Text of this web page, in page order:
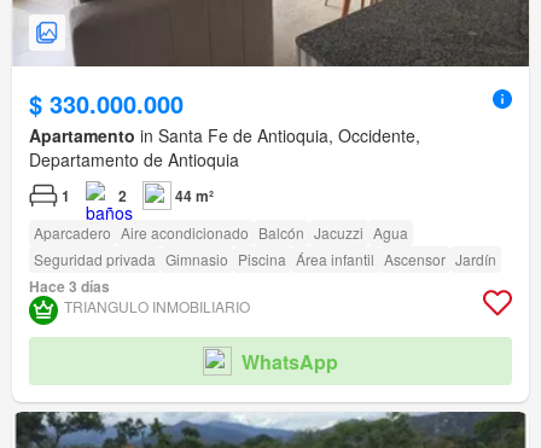
$ 330.000.000
Apartamento in Santa Fe de Antioquia, Occidente,
Departamento de Antioquia
1 2 44 m²
Aparcadero Aire acondicionado Balcón Jacuzzi Agua
Seguridad privada Gimnasio Piscina Área infantil Ascensor Jardín
Hace 3 días
TRIANGULO INMOBILIARIO
WhatsApp